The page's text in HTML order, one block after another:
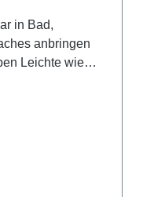
anbringen
Leichte wie